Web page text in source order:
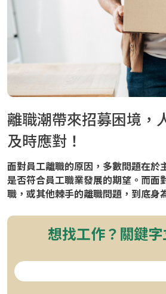
離職潮帶來招募困境，
及時應對！
面對員工離職的原因，多數問題在於
是否符合員工職業發展的期望。而面
職，或其他棘手的離職問題，到底身
想找工作？關鍵字